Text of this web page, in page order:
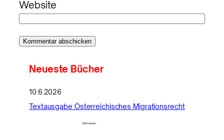
Website
Neueste Bücher
10.6.2026
Textausgabe Österreichisches Migrationsrecht